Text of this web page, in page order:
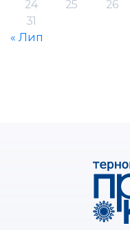
24
25 26
31
« Лип